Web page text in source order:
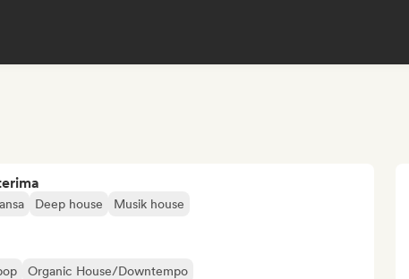
Deep house
Musik house
Organic House/Downtempo